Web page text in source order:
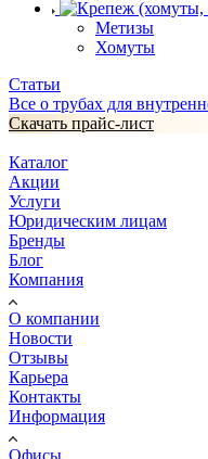
Метизы
Хомуты
Статьи
Все о трубах для
Скачать прайс-лист
Каталог
Акции
Услуги
Юридическим лицам
Бренды
Блог
Компания
О компании
Новости
Отзывы
Карьера
Контакты
Информация
Офисы